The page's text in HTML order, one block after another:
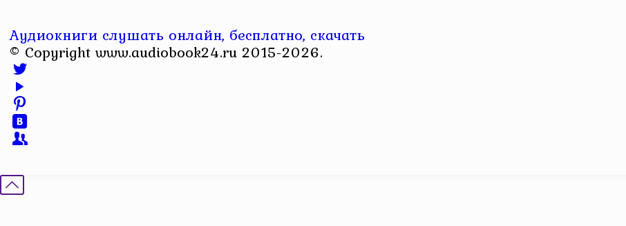
Аудиокниги слушать онлайн, бесплатно, скачать
© Copyright www.audiobook24.ru 2015-2026.